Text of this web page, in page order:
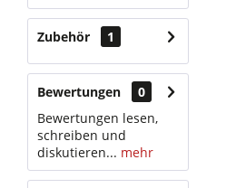
Zubehör 1
Bewertungen
0
Bewertungen lesen,
schreiben und
diskutieren... mehr